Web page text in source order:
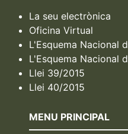
La seu electrònica
Oficina Virtual
L'Esquema Nacional
L'Esquema Nacional
Llei 39/2015
Llei 40/2015
MENU PRINCIPAL